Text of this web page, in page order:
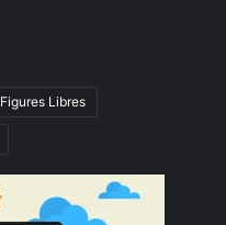
Figures Libres